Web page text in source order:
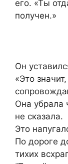
его. «Ты
получен.»
Он
«Это
Она убрала
не сказала.
Это
По дороге
тихих